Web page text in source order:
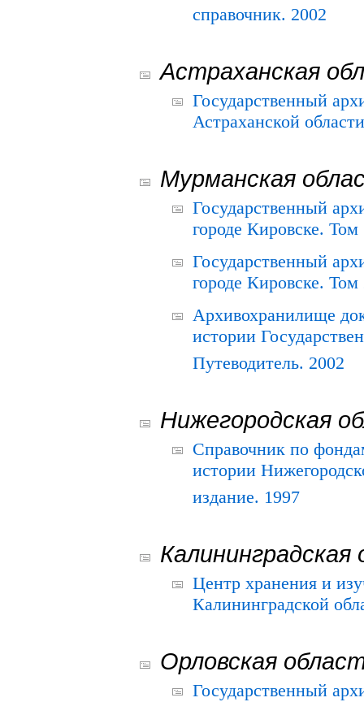
справочник. 2002
Астраханская
Государственный
Астраханской
Мурманская
Государственный
городе Кировске.
Государственный
городе Кировске.
Архивохранилище
истории
Путеводитель. 2002
Нижегородская
Справочник по
истории
издание. 1997
Калининградская
Центр хранения и
Калининградской
Орловская
Государственный